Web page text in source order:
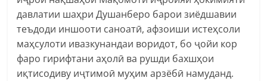
давлатии шаҳри Душанберо барои зиёдшавии
теъдоди иншооти саноатӣ, афзоиши истеҳсоли
маҳсулоти ивазкунандаи воридот, бо ҷойи кор
фаро гирифтани аҳолӣ ва рушди бахшҳои
иқтисодиву иҷтимоӣ муҳим арзёбӣ намуданд.